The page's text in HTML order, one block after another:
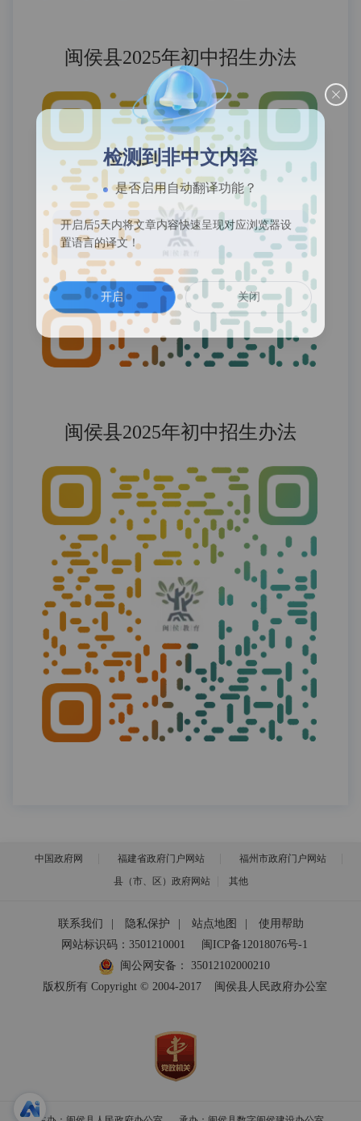
闽侯县2025年初中招生办法
闽侯县2025年初中招生办法
中国政府网 福建省政府门户网站
福州市政府门户网站
县（市、区）政府网站
其他
联系我们 隐私保护 站点地图
使用帮助
网站标识码：3501210001
闽ICP备12018076号-1
闽公网安备：
35012102000210
版权所有 Copyright © 2004-2017
闽侯县人民政府办公室
检测到非中文内容
是否启用自动翻译功能？
开启后5天内将文章内容快速呈现对应浏览器设
置语言的译文！
开启 关闭